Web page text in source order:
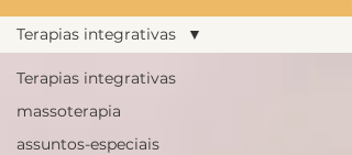
Terapias integrativas
massoterapia
assuntos-especiais
Terapias integrativas